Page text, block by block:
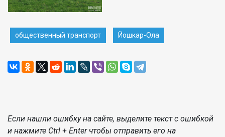
общественный транспорт Йошкар-Ола
Если нашли ошибку на сайте, выделите текст с ошибкой
и нажмите Ctrl + Enter чтобы отправить его на